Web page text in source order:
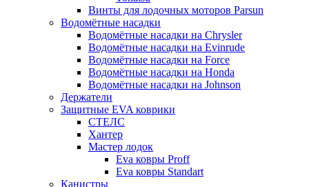
Винты для лодочных моторов Parsun
Водомётные насадки
Водомётные насадки на Chrysler
Водомётные насадки на Evinrude
Водомётные насадки на Force
Водомётные насадки на Honda
Водомётные насадки на Johnson
Держатели
Защитные EVA коврики
СТЕЛС
Хантер
Мастер лодок
Eva ковры Proff
Eva ковры Standart
Канистры